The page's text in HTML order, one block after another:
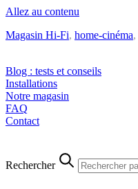
Allez au contenu
Magasin Hi-Fi, home-cinéma,
Blog : tests et conseils
Installations
Notre magasin
FAQ
Contact
Rechercher